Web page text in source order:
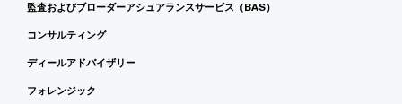
監査およびブローダーアシュアランスサービス（BAS）
コンサルティング
ディールアドバイザリー
フォレンジック